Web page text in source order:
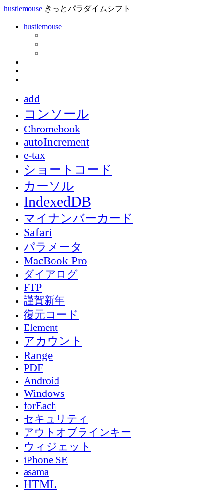
hustlemouse きっとパラダイムシフト
hustlemouse
add
コンソール
Chromebook
autoIncrement
e-tax
ショートコード
カーソル
IndexedDB
マイナンバーカード
Safari
パラメータ
MacBook Pro
ダイアログ
FTP
謹賀新年
復元コード
Element
アカウント
Range
PDF
Android
Windows
forEach
セキュリティ
アウトオブラインキー
ウィジェット
iPhone SE
asama
HTML